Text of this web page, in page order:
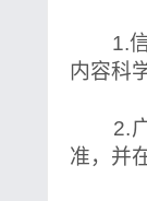
1.信
内容科
2.广
准，并